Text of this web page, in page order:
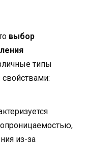
выбор
типы
из-за